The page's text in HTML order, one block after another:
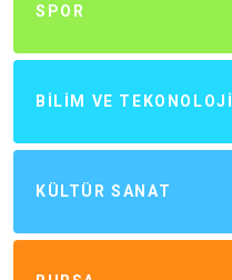
SPOR
BILIM VE TEKONOLOJI
KÜLTÜR SANAT